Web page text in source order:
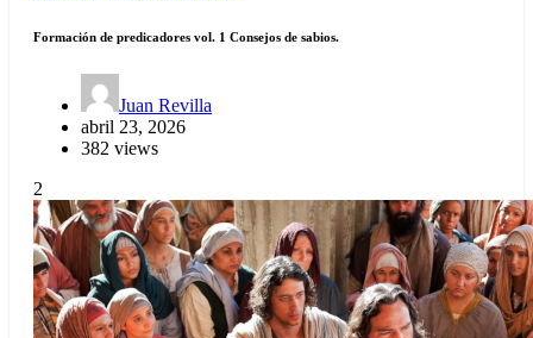
Formación de predicadores vol. 1 Consejos de sabios.
Juan Revilla
abril 23, 2026
382 views
2